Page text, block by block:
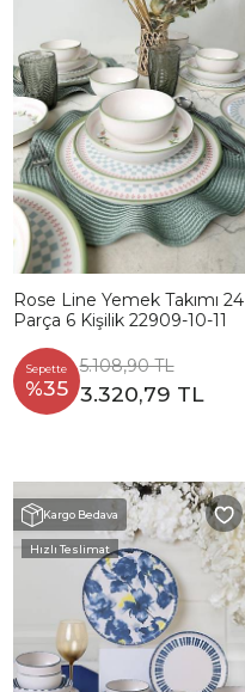
Rose Line Yemek Takımı 24
Parça 6 Kişilik 22909-10-11
Sepette
%35
5.108,90 TL
3.320,79 TL
Kargo Bedava
Hızlı Teslimat